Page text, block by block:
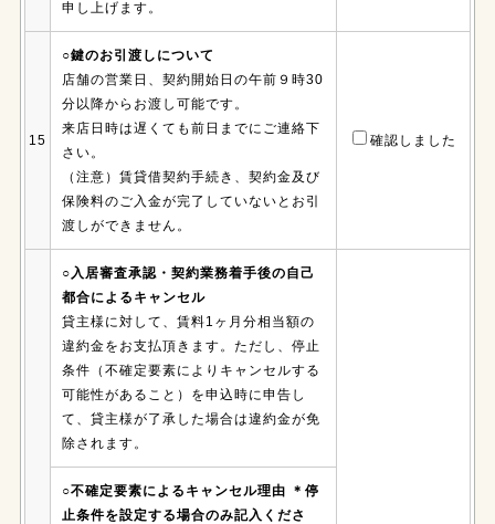
申し上げます。
15
○鍵のお引渡しについて
店舗の営業日、契約開始日の午前９時30
分以降からお渡し可能です。
来店日時は遅くても前日までにご連絡下
さい。
（注意）賃貸借契約手続き、契約金及び
保険料のご入金が完了していないとお引
渡しができません。
確認しました
○入居審査承認・契約業務着手後の自己
都合によるキャンセル
貸主様に対して、賃料1ヶ月分相当額の
違約金をお支払頂きます。ただし、停止
条件（不確定要素によりキャンセルする
可能性があること）を申込時に申告し
て、貸主様が了承した場合は違約金が免
除されます。
○不確定要素によるキャンセル理由 ＊停
止条件を設定する場合のみ記入くださ